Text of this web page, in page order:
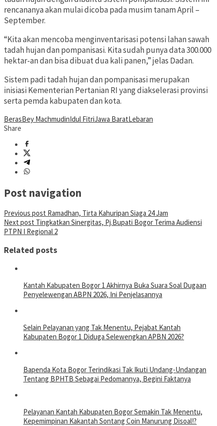
rencananya akan mulai dicoba pada musim tanam April –
September.
“Kita akan mencoba menginventarisasi potensi lahan sawah
tadah hujan dan pompanisasi. Kita sudah punya data 300.000
hektar-an dan bisa dibuat dua kali panen,” jelas Dadan.
Sistem padi tadah hujan dan pompanisasi merupakan
inisiasi Kementerian Pertanian RI yang diakselerasi provinsi
serta pemda kabupaten dan kota.
BerasBey MachmudinIdul FitriJawa BaratLebaran
Share
Post navigation
Previous post Ramadhan, Tirta Kahuripan Siaga 24 Jam
Next post Tingkatkan Sinergitas, Pj.Bupati Bogor Terima Audiensi
PTPN I Regional 2
Related posts
Kantah Kabupaten Bogor 1 Akhirnya Buka Suara Soal Dugaan
Penyelewengan ABPN 2026, Ini Penjelasannya
Selain Pelayanan yang Tak Menentu, Pejabat Kantah
Kabupaten Bogor 1 Diduga Selewengkan APBN 2026?
Bapenda Kota Bogor Terindikasi Tak Ikuti Undang-Undangan
Tentang BPHTB Sebagai Pedomannya, Begini Faktanya
Pelayanan Kantah Kabupaten Bogor Semakin Tak Menentu,
Kepemimpinan Kakantah Sontang Coin Manurung Disoal!?